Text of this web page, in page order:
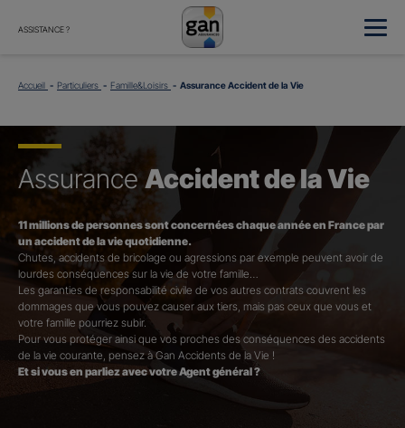
ASSISTANCE ?
Accueil Particuliers Famille&Loisirs Assurance Accident de la Vie
AssuranceAccident de la Vie
11 millions de personnes sont concernées chaque année en France par
un accident de la vie quotidienne.
Chutes, accidents de bricolage ou agressions par exemple peuvent avoir de
lourdes conséquences sur la vie de votre famille…
Les garanties de responsabilité civile de vos autres contrats couvrent les
dommages que vous pouvez causer aux tiers, mais pas ceux que vous et
votre famille pourriez subir.
Pour vous protéger ainsi que vos proches des conséquences des accidents
de la vie courante, pensez à Gan Accidents de la Vie !
Et si vous en parliez avec votre Agent général ?